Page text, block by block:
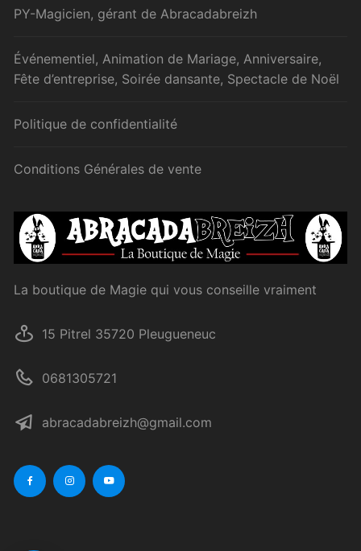
PY-Magicien, gérant de Abracadabreizh
Événementiel, Animation de Mariage, Anniversaire,
Fête d’entreprise, Soirée dansante, Spectacle de Noël
Politique de confidentialité
Conditions Générales de vente
La boutique de Magie qui vous conseille vraiment
15 Pitrel 35720 Pleugueneuc
0681305721
abracadabreizh@gmail.com